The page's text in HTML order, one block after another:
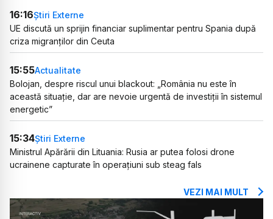
16:16Știri Externe
UE discută un sprijin financiar suplimentar pentru Spania după
criza migranților din Ceuta
15:55Actualitate
Bolojan, despre riscul unui blackout: „România nu este în
această situație, dar are nevoie urgentă de investiții în sistemul
energetic”
15:34Știri Externe
Ministrul Apărării din Lituania: Rusia ar putea folosi drone
ucrainene capturate în operațiuni sub steag fals
VEZI MAI MULT